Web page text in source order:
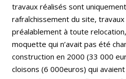
travaux réalisés sont
rafraîchissement du site,
préalablement à toute
moquette qui n’avait pas été
construction en 2000 (33 000
cloisons (6 000euros) qui